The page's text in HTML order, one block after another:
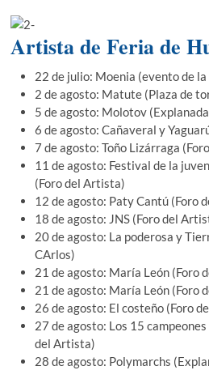
Artista de Feria de
22 de julio: Moenia (evento de
2 de agosto: Matute (Plaza de
5 de agosto: Molotov
6 de agosto: Cañaveral y
7 de agosto: Toño Lizárraga
11 de agosto: Festival de la
(Foro del Artista)
12 de agosto: Paty Cantú (Foro
18 de agosto: JNS (Foro del
20 de agosto: La poderosa y
CArlos)
21 de agosto: María León (Foro
21 de agosto: María León (Foro
26 de agosto: El costeño (Foro
27 de agosto: Los 15
del Artista)
28 de agosto: Polymarchs